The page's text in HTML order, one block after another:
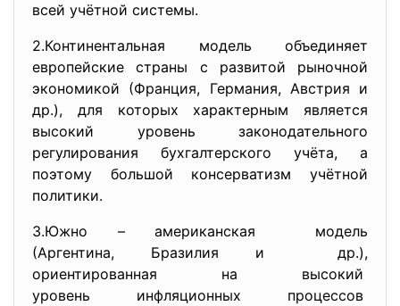
всей учётной системы.
2.Континентальная модель объединяет
европейские страны с развитой рыночной
экономикой (Франция, Германия, Австрия и
др.), для которых характерным является
высокий уровень законодательного
регулирования бухгалтерского учёта, а
поэтому большой консерватизм учётной
политики.
3.Южно – американская модель
(Аргентина, Бразилия и др.),
ориентированная на высокий
уровень инфляционных процессов